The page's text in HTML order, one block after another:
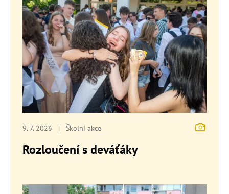
9. 7. 2026 | Školní akce
Rozloučení s deváťáky